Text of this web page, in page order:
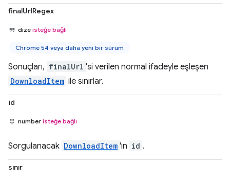
finalUrlRegex
dize isteğe bağlı
Chrome 54 veya daha yeni bir sürüm
Sonuçları, finalUrl 'si verilen normal ifadeyle eşleşen
DownloadItem ile sınırlar.
id
number isteğe bağlı
Sorgulanacak DownloadItem 'ın id .
sınır